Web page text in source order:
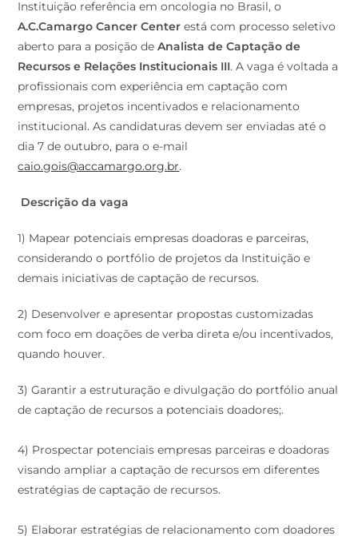
Instituição referência em oncologia no Brasil, o
A.C.Camargo Cancer Center está com processo seletivo
aberto para a posição deAnalista de Captação de
Recursos e Relações Institucionais III. A vaga é voltada a
profissionais com experiência em captação com
empresas, projetos incentivados e relacionamento
institucional. As candidaturas devem ser enviadas até o
dia 7 de outubro, para o e-mail
caio.gois@accamargo.org.br.
Descrição da vaga
1) Mapear potenciais empresas doadoras e parceiras,
considerando o portfólio de projetos da Instituição e
demais iniciativas de captação de recursos.
2) Desenvolver e apresentar propostas customizadas
com foco em doações de verba direta e/ou incentivados,
quando houver.
3) Garantir a estruturação e divulgação do portfólio anual
de captação de recursos a potenciais doadores;.
4) Prospectar potenciais empresas parceiras e doadoras
visando ampliar a captação de recursos em diferentes
estratégias de captação de recursos.
5) Elaborar estratégias de relacionamento com doadores